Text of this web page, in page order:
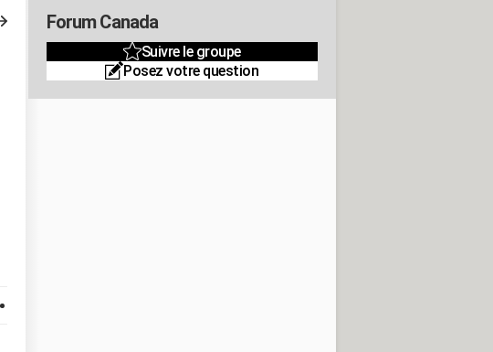
Forum Canada
Suivre le groupe
Posez votre question